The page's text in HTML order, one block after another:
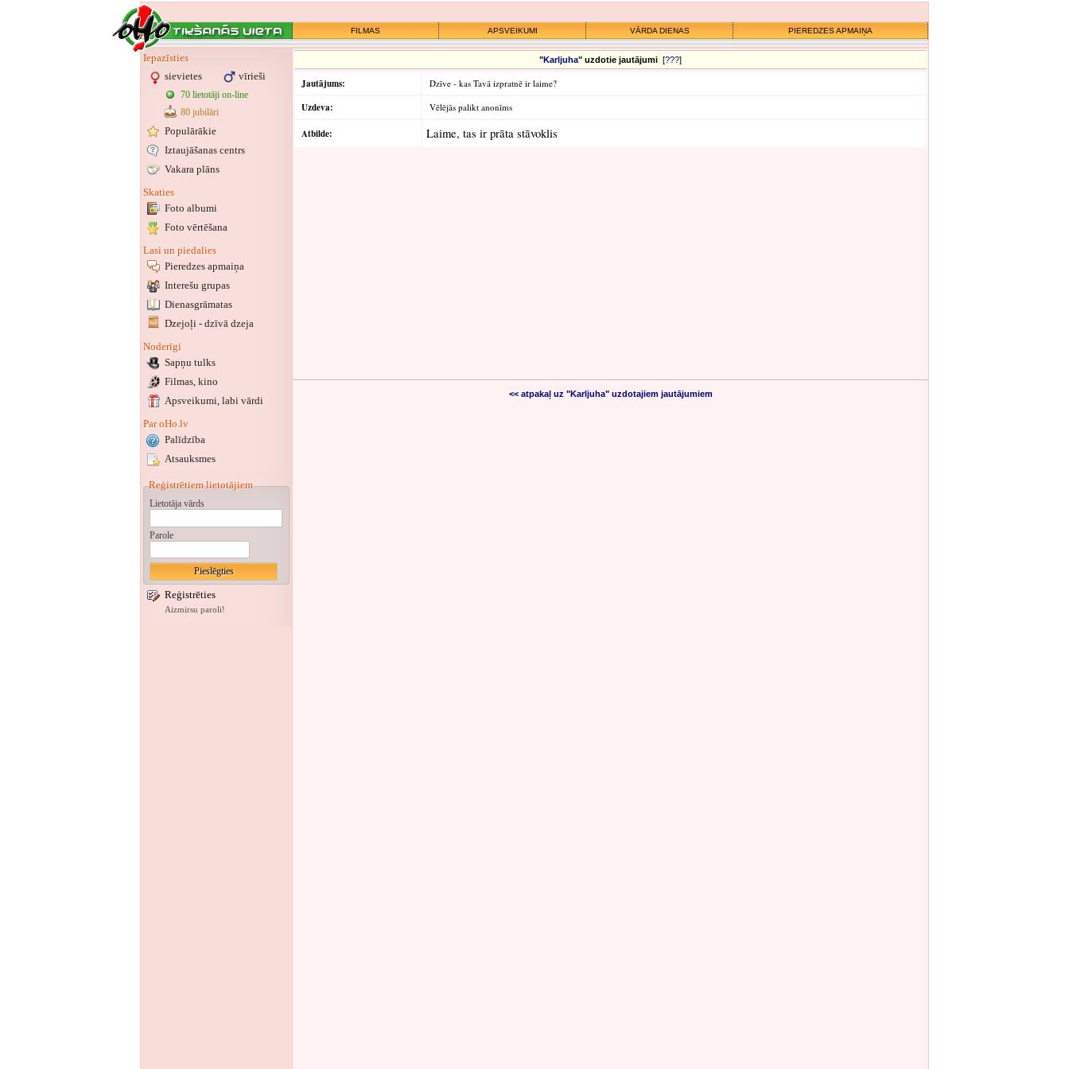
FILMAS APSVEIKUMI VĀRDA DIENAS PIEREDZES APMAIŅA
Iepazīsties
sievietes
vīrieši
70 lietotāji on-line
80 jubilāri
Populārākie
Iztaujāšanas centrs
Vakara plāns
Skaties
Foto albumi
Foto vērtēšana
Lasi un piedalies
Pieredzes apmaiņa
Interešu grupas
Dienasgrāmatas
Dzejoļi - dzīvā dzeja
Noderīgi
Sapņu tulks
Filmas, kino
Apsveikumi, labi vārdi
Par oHo.lv
Palīdzība
Atsauksmes
Reģistrētiem lietotājiem
Lietotāja vārds
Parole
Reģistrēties
Aizmirsu paroli!
"Karljuha" uzdotie jautājumi [???]
Jautājums: Dzīve - kas Tavā izpratnē ir laime?
Uzdeva: Vēlējās palikt anonīms
Atbilde: Laime, tas ir prāta stāvoklis
<< atpakaļ uz "Karljuha" uzdotajiem jautājumiem